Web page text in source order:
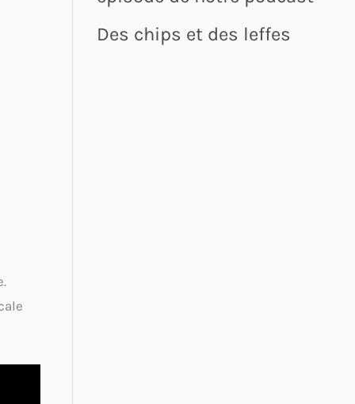
Des chips et des leffes